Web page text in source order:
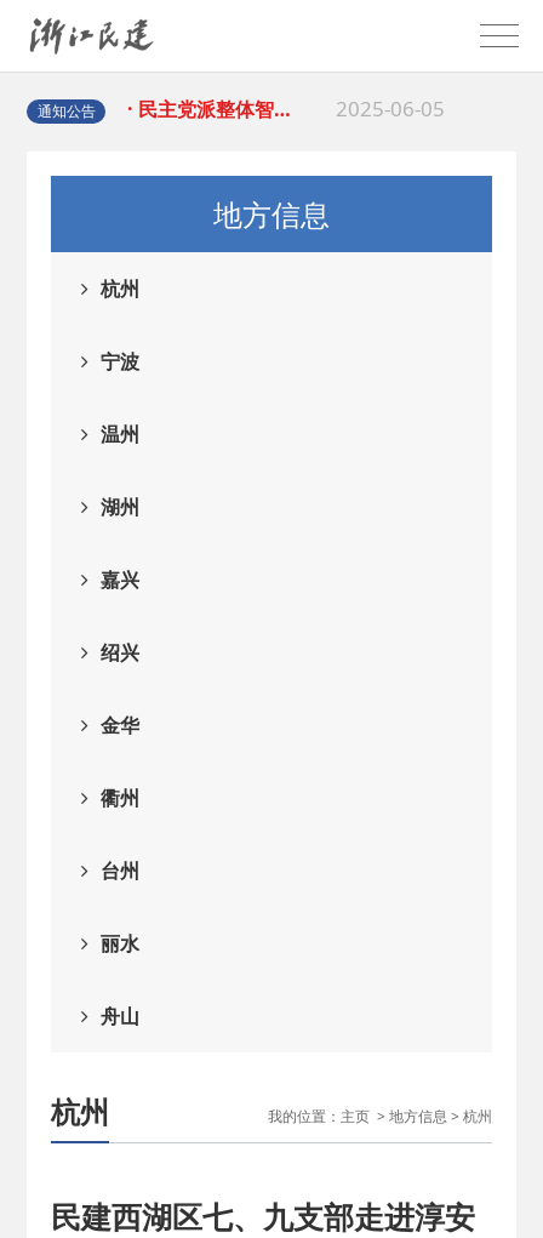
通知公告
· 中国民主建国会…
· 民主党派整体智… 2025-06-05
· 民建省委会民主… 2025-04-10
· 中国民主建国会… 2025-02-24
地方信息
杭州
宁波
温州
湖州
嘉兴
绍兴
金华
衢州
台州
丽水
舟山
杭州 我的位置： 主页> 地方信息 > 杭州
民建西湖区七、九支部走进淳安